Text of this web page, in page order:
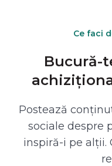
Ce faci
Bucură-
Postează
sociale despre
inspiră-i pe alții.